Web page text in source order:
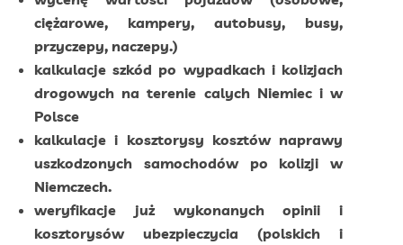
ciężarowe, kampery, autobusy, busy,
przyczepy, naczepy.)
kalkulacje szkód po wypadkach i kolizjach
drogowych na terenie calych Niemiec i w
Polsce
kalkulacje i kosztorysy kosztów naprawy
uszkodzonych samochodów po kolizji w
Niemczech.
weryfikacje już wykonanych opinii i
kosztorysów ubezpieczycia (polskich i